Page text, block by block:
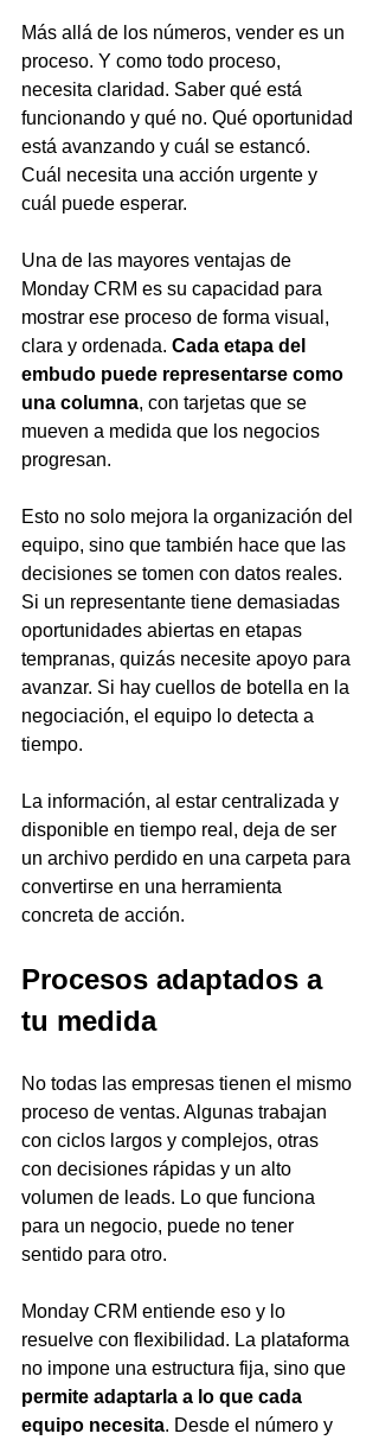
Más allá de los números, vender es un
proceso. Y como todo proceso,
necesita claridad. Saber qué está
funcionando y qué no. Qué oportunidad
está avanzando y cuál se estancó.
Cuál necesita una acción urgente y
cuál puede esperar.
Una de las mayores ventajas de
Monday CRM es su capacidad para
mostrar ese proceso de forma visual,
clara y ordenada. Cada etapa del
embudo puede representarse como
una columna, con tarjetas que se
mueven a medida que los negocios
progresan.
Esto no solo mejora la organización del
equipo, sino que también hace que las
decisiones se tomen con datos reales.
Si un representante tiene demasiadas
oportunidades abiertas en etapas
tempranas, quizás necesite apoyo para
avanzar. Si hay cuellos de botella en la
negociación, el equipo lo detecta a
tiempo.
La información, al estar centralizada y
disponible en tiempo real, deja de ser
un archivo perdido en una carpeta para
convertirse en una herramienta
concreta de acción.
Procesos adaptados a
tu medida
No todas las empresas tienen el mismo
proceso de ventas. Algunas trabajan
con ciclos largos y complejos, otras
con decisiones rápidas y un alto
volumen de leads. Lo que funciona
para un negocio, puede no tener
sentido para otro.
Monday CRM entiende eso y lo
resuelve con flexibilidad. La plataforma
no impone una estructura fija, sino que
permite adaptarla a lo que cada
equipo necesita. Desde el número y